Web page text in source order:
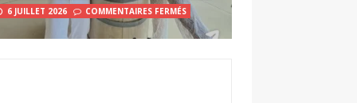
6 JUILLET 2026 COMMENTAIRES FERMÉS